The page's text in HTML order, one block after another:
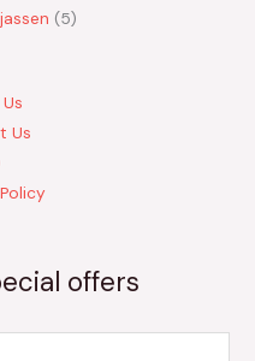
5
Us
offers